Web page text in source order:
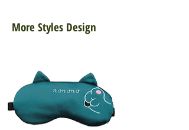
More Styles Design